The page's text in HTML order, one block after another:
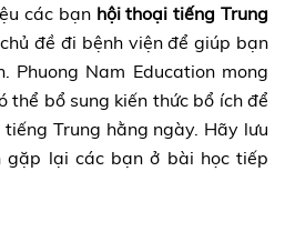
các bạn hội thoại tiếng Trung
đề đi bệnh viện để giúp bạn
Phuong Nam Education mong
thể bổ sung kiến thức bổ ích để
Trung hằng ngày. Hãy lưu
gặp lại các bạn ở bài học tiếp